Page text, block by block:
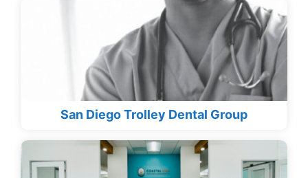
San Diego Trolley Dental Group